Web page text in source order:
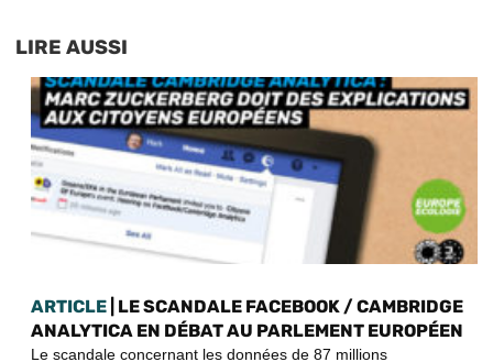
LIRE AUSSI
ARTICLE | LE SCANDALE FACEBOOK / CAMBRIDGE
ANALYTICA EN DÉBAT AU PARLEMENT EUROPÉEN
Le scandale concernant les données de 87 millions